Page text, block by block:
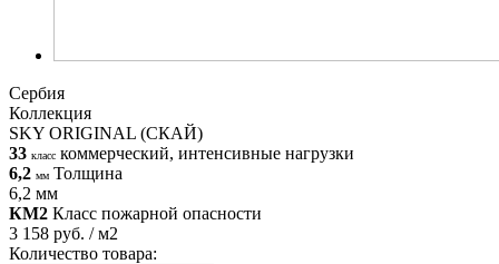
Сербия
Коллекция
SKY ORIGINAL (СКАЙ)
33 класс коммерческий, интенсивные нагрузки
6,2 мм Толщина
6,2 мм
КМ2 Класс пожарной опасности
3 158 руб. / м2
Количество товара: